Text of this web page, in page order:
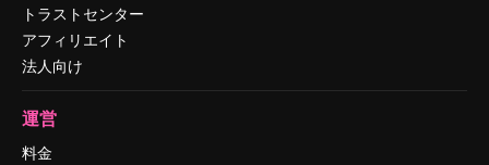
トラストセンター
アフィリエイト
法人向け
運営
料金